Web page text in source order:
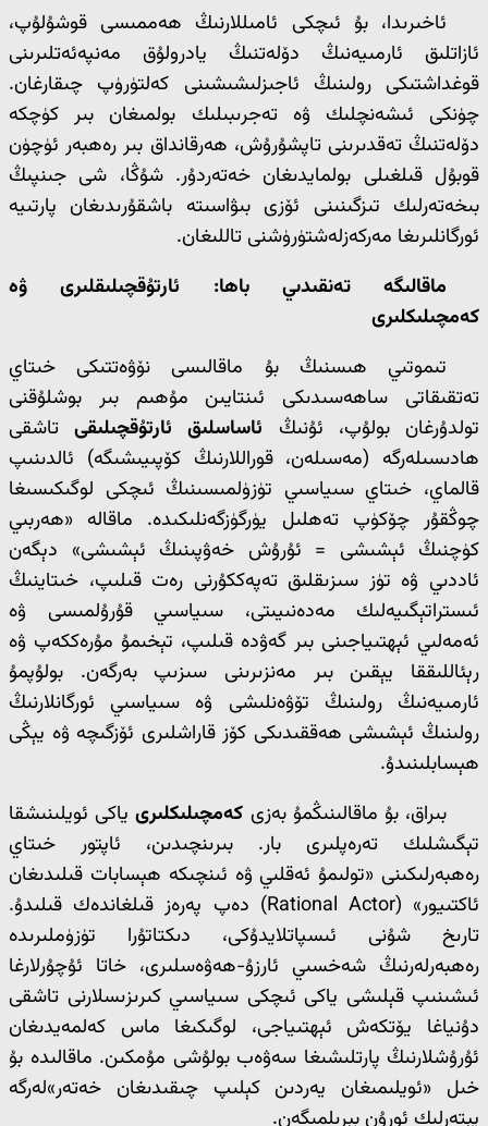
ئاخىرىدا، بۇ ئىچكى ئامىللارنىڭ ھەممىسى قوشۇلۇپ،
ئازاتلىق ئارمىيەنىڭ دۆلەتنىڭ يادرولۇق مەنپەئەتلىرىنى
قوغداشتىكى رولىنىڭ ئاجىزلىشىشىنى كەلتۈرۈپ چىقارغان.
چۈنكى ئىشەنچلىك ۋە تەجرىبىلىك بولمىغان بىر كۈچكە
دۆلەتنىڭ تەقدىرىنى تاپشۇرۇش، ھەرقانداق بىر رەھبەر ئۈچۈن
قوبۇل قىلغىلى بولمايدىغان خەتەردۇر. شۇڭا، شى جىنپىڭ
بىخەتەرلىك تىزگىنىنى ئۆزى بىۋاسىتە باشقۇرىدىغان پارتىيە
ئورگانلىرىغا مەركەزلەشتۈرۈشنى تاللىغان.
ماقالىگە تەنقىدىي باھا: ئارتۇقچىلىقلىرى ۋە
كەمچىلىكلىرى
تىموتىي ھىسنىڭ بۇ ماقالىسى نۆۋەتتىكى خىتاي
تەتقىقاتى ساھەسىدىكى ئىنتايىن مۇھىم بىر بوشلۇقنى
تولدۇرغان بولۇپ، ئۇنىڭ ئاساسلىق ئارتۇقچىلىقىتاشقى
ھادىسىلەرگە (مەسىلەن، قوراللارنىڭ كۆپىيىشىگە) ئالدىنىپ
قالماي، خىتاي سىياسىي تۈزۈلمىسىنىڭ ئىچكى لوگىكىسىغا
چوڭقۇر چۆكۈپ تەھلىل يۈرگۈزگەنلىكىدە. ماقالە «ھەربىي
كۈچنىڭ ئېشىشى = ئۇرۇش خەۋپىنىڭ ئېشىشى» دېگەن
ئاددىي ۋە تۈز سىزىقلىق تەپەككۇرنى رەت قىلىپ، خىتاينىڭ
ئىستراتېگىيەلىك مەدەنىيىتى، سىياسىي قۇرۇلمىسى ۋە
ئەمەلىي ئېھتىياجىنى بىر گەۋدە قىلىپ، تېخىمۇ مۇرەككەپ ۋە
رېئاللىققا يېقىن بىر مەنزىرىنى سىزىپ بەرگەن. بولۇپمۇ
ئارمىيەنىڭ رولىنىڭ تۆۋەنلىشى ۋە سىياسىي ئورگانلارنىڭ
رولىنىڭ ئېشىشى ھەققىدىكى كۆز قاراشلىرى ئۆزگىچە ۋە يېڭى
ھېسابلىنىدۇ.
بىراق، بۇ ماقالىنىڭمۇ بەزى كەمچىلىكلىرىياكى ئويلىنىشقا
تېگىشلىك تەرەپلىرى بار. بىرىنچىدىن، ئاپتور خىتاي
رەھبەرلىكىنى «تولىمۇ ئەقلىي ۋە ئىنچىكە ھېسابات قىلىدىغان
ئاكتىيور» (Rational Actor) دەپ پەرەز قىلغاندەك قىلىدۇ.
تارىخ شۇنى ئىسپاتلايدۇكى، دىكتاتۇرا تۈزۈملىرىدە
رەھبەرلەرنىڭ شەخسىي ئارزۇ-ھەۋەسلىرى، خاتا ئۇچۇرلارغا
ئىشىنىپ قېلىشى ياكى ئىچكى سىياسىي كىرىزىسلارنى تاشقى
دۇنياغا يۆتكەش ئېھتىياجى، لوگىكىغا ماس كەلمەيدىغان
ئۇرۇشلارنىڭ پارتلىشىغا سەۋەب بولۇشى مۇمكىن. ماقالىدە بۇ
خىل «ئويلىمىغان يەردىن كېلىپ چىقىدىغان خەتەر»لەرگە
يېتەرلىك ئورۇن بېرىلمىگەن.